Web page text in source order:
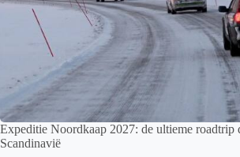
Expeditie Noordkaap 2027: de ultieme roadtrip
Scandinavië